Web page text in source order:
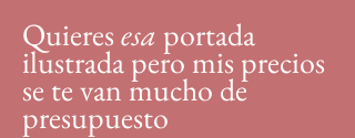
Quieresesa portada
ilustrada pero mis precios
se te van mucho de
presupuesto